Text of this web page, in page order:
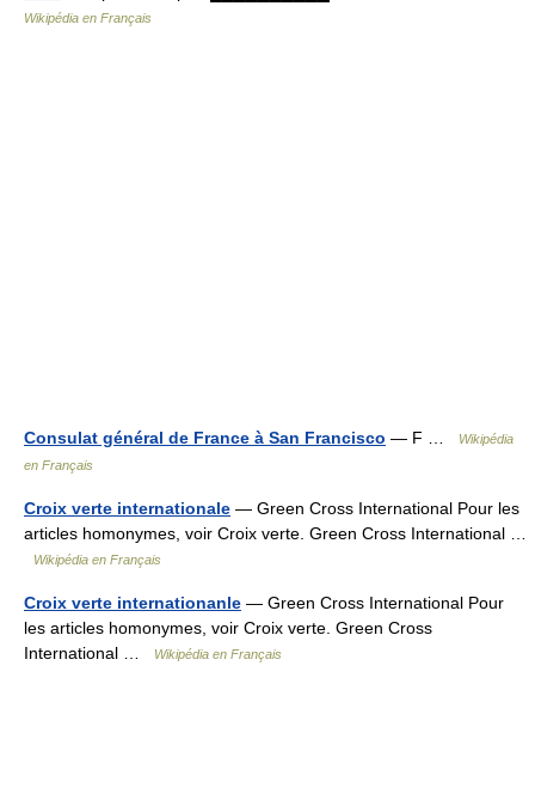
Wikipédia en Français
Consulat général de France à San Francisco — F …
Wikipédia
en Français
Croix verte internationale — Green Cross International Pour les
articles homonymes, voir Croix verte. Green Cross International …
Wikipédia en Français
Croix verte internationanle — Green Cross International Pour
les articles homonymes, voir Croix verte. Green Cross
International …
Wikipédia en Français